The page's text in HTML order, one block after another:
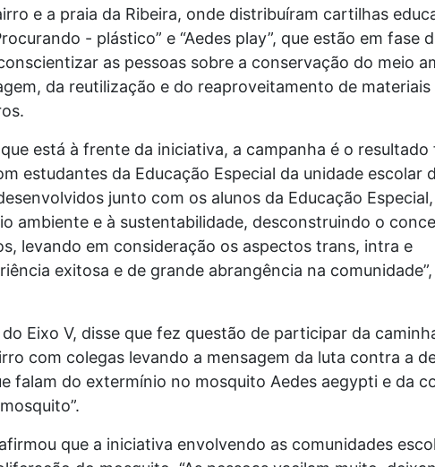
e a praia da Ribeira, onde distribuíram cartilhas
- plástico” e “Aedes play”, que estão em fase
as pessoas sobre a conservação do meio
da reutilização e do reaproveitamento de materiais
está à frente da iniciativa, a campanha é o resultado
estudantes da Educação Especial da unidade escolar
junto com os alunos da Educação Especial,
ambiente e à sustentabilidade, desconstruindo o
levando em consideração os aspectos trans, intra e
exitosa e de grande abrangência na
Eixo V, disse que fez questão de participar da
com colegas levando a mensagem da luta contra a
falam do extermínio no mosquito Aedes aegypti e da
que a iniciativa envolvendo as comunidades